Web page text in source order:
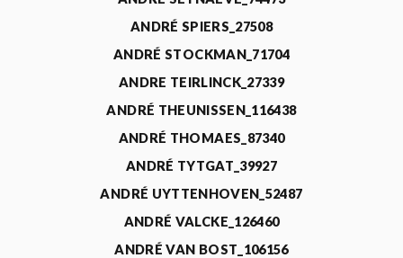
ANDRÉ SPIERS_27508
ANDRÉ STOCKMAN_71704
ANDRE TEIRLINCK_27339
ANDRÉ THEUNISSEN_116438
ANDRÉ THOMAES_87340
ANDRÉ TYTGAT_39927
ANDRÉ UYTTENHOVEN_52487
ANDRÉ VALCKE_126460
ANDRÉ VAN BOST_106156